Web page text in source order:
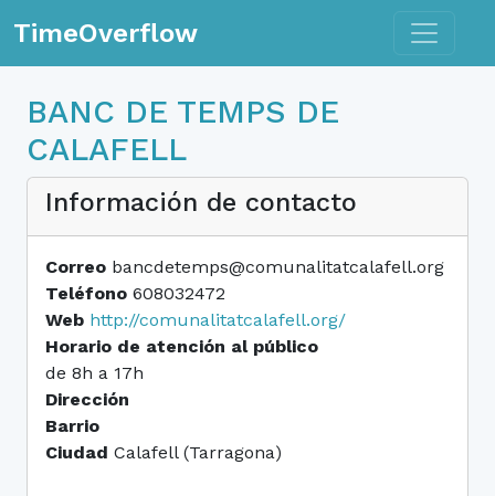
TimeOverflow Toggle
BANC DE TEMPS DE
CALAFELL
Información de contacto
Correo bancdetemps@comunalitatcalafell.org
Teléfono 608032472
Web http://comunalitatcalafell.org/
Horario de atención al público
de 8h a 17h
Dirección
Barrio
Ciudad Calafell (Tarragona)